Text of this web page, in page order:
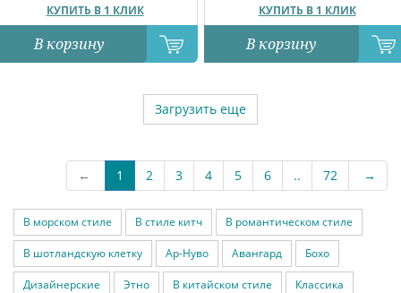
КУПИТЬ В 1 КЛИК
В корзину
КУПИТЬ В 1 КЛИК
В корзину
Загрузить еще
← 1 2 3 4 5 6 .. 72 →
В морском стиле В стиле китч В романтическом стиле
В шотландскую клетку Ар-Нуво Авангард Бохо
Дизайнерские Этно В китайском стиле Классика